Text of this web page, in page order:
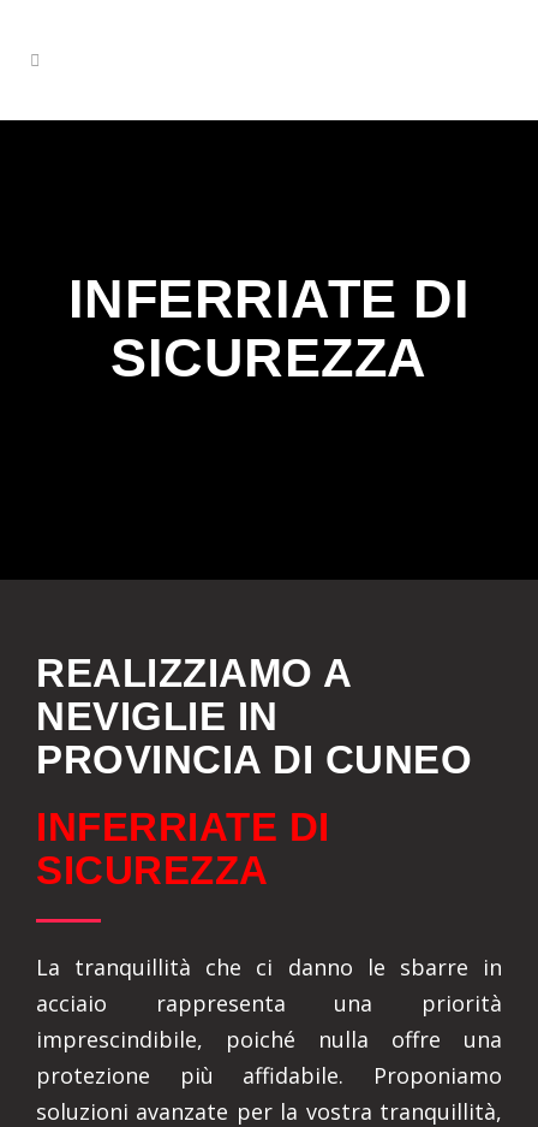
INFERRIATE DI
SICUREZZA
REALIZZIAMO A
NEVIGLIE IN
PROVINCIA DI CUNEO
INFERRIATE DI
SICUREZZA
La tranquillità che ci danno le sbarre in
acciaio rappresenta una priorità
imprescindibile, poiché nulla offre una
protezione più affidabile. Proponiamo
soluzioni avanzate per la vostra tranquillità,